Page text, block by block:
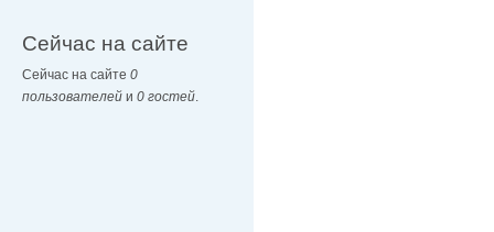
Сейчас на сайте
Сейчас на сайте 0
пользователей и 0 гостей